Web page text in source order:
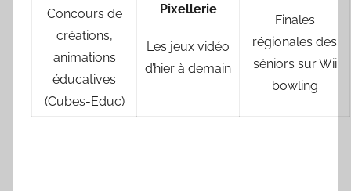
Concours de
créations,
animations
éducatives
(Cubes-Educ)
Pixellerie
Les jeux vidéo
d’hier à demain
Finales
régionales des
séniors sur Wii
bowling